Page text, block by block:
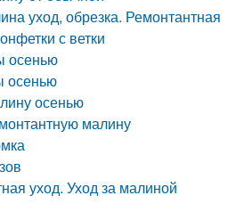
уход, обрезка. Ремонтантная
с ветки
осенью
осенью
осенью
малину
уход. Уход за малиной